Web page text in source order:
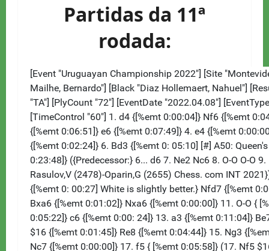
Partidas da 11ª
rodada: